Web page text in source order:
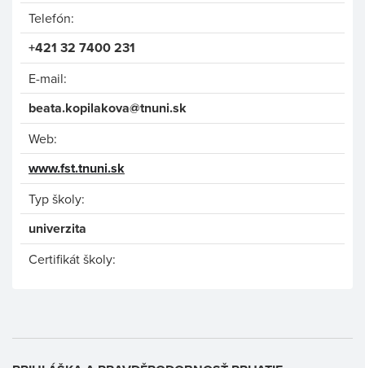
Telefón:
+421 32 7400 231
E-mail:
beata.kopilakova@tnuni.sk
Web:
www.fst.tnuni.sk
Typ školy:
univerzita
Certifikát školy: